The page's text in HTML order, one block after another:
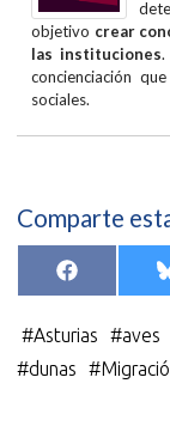
objetivo crear
las instituciones.
concienciación
sociales.
Comparte
Compartir
en
F
a
e
b
#Asturias #aves
#dunas #